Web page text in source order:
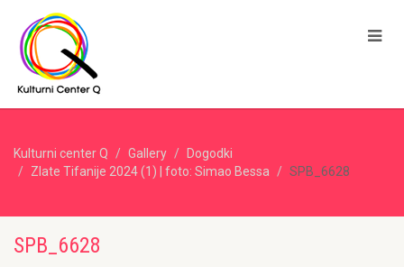
Kulturni center Q Gallery
Dogodki
Zlate Tifanije 2024 (1) | foto: Simao Bessa
SPB_6628
SPB_6628